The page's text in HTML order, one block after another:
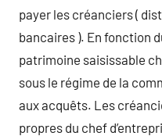
payer les créanciers (
bancaires ). En fonction
patrimoine saisissable
sous le régime de la
aux acquêts. Les
propres du chef